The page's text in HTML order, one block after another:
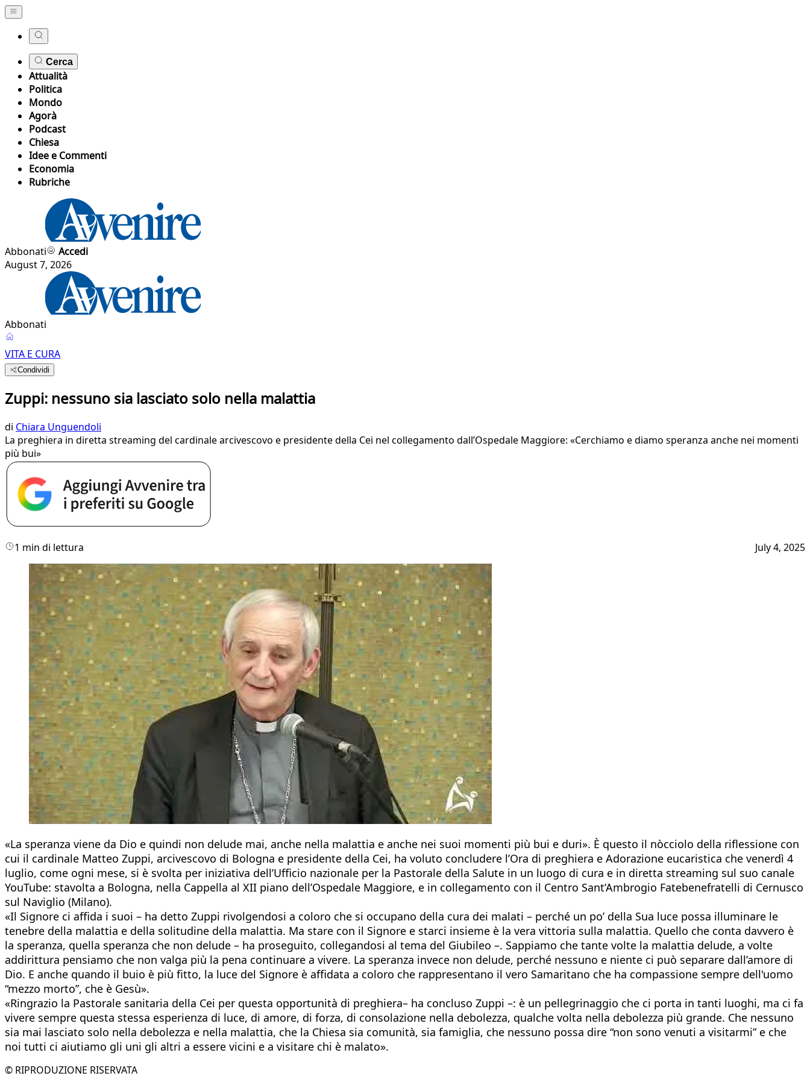
Cerca
Attualità
Politica
Mondo
Agorà
Podcast
Chiesa
Idee e Commenti
Economia
Rubriche
Abbonati
Accedi
August 7, 2026
Abbonati
VITA E CURA
Condividi
Zuppi: nessuno sia lasciato solo nella malattia
di Chiara Unguendoli
La preghiera in diretta streaming del cardinale arcivescovo e presidente della Cei nel collegamento dall’Ospedale Maggiore: «Cerchiamo e diamo speranza anche nei momenti
più bui»
1 min di lettura July 4, 2025
«La speranza viene da Dio e quindi non delude mai, anche nella malattia e anche nei suoi momenti più bui e duri». È questo il nòcciolo della riflessione con
cui il cardinale Matteo Zuppi, arcivescovo di Bologna e presidente della Cei, ha voluto concludere l’Ora di preghiera e Adorazione eucaristica che venerdì 4
luglio, come ogni mese, si è svolta per iniziativa dell’Ufficio nazionale per la Pastorale della Salute in un luogo di cura e in diretta streaming sul suo canale
YouTube: stavolta a Bologna, nella Cappella al XII piano dell’Ospedale Maggiore, e in collegamento con il Centro Sant’Ambrogio Fatebenefratelli di Cernusco
sul Naviglio (Milano).
«Il Signore ci affida i suoi – ha detto Zuppi rivolgendosi a coloro che si occupano della cura dei malati – perché un po’ della Sua luce possa illuminare le
tenebre della malattia e della solitudine della malattia. Ma stare con il Signore e starci insieme è la vera vittoria sulla malattia. Quello che conta davvero è
la speranza, quella speranza che non delude – ha proseguito, collegandosi al tema del Giubileo –. Sappiamo che tante volte la malattia delude, a volte
addirittura pensiamo che non valga più la pena continuare a vivere. La speranza invece non delude, perché nessuno e niente ci può separare dall’amore di
Dio. E anche quando il buio è più fitto, la luce del Signore è affidata a coloro che rappresentano il vero Samaritano che ha compassione sempre dell'uomo
“mezzo morto”, che è Gesù».
«Ringrazio la Pastorale sanitaria della Cei per questa opportunità di preghiera– ha concluso Zuppi –: è un pellegrinaggio che ci porta in tanti luoghi, ma ci fa
vivere sempre questa stessa esperienza di luce, di amore, di forza, di consolazione nella debolezza, qualche volta nella debolezza più grande. Che nessuno
sia mai lasciato solo nella debolezza e nella malattia, che la Chiesa sia comunità, sia famiglia, che nessuno possa dire “non sono venuti a visitarmi” e che
noi tutti ci aiutiamo gli uni gli altri a essere vicini e a visitare chi è malato».
© RIPRODUZIONE RISERVATA